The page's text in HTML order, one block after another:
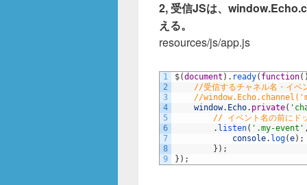
2, 受信JSは、
える。
resources/js/app.js
1
2
3
4
5
6
7
8
9
$(document ) . ready( function(
//受信するチャネル名・イベ
//
window. Echo. private(
// イベント名の前にド
. listen( '.my-event'
console. log(e) ;
} ) ;
} ) ;